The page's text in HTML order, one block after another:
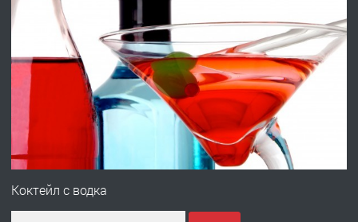
№4120 Магазин/Офис под наем в кв.
Любен Каравелов, Хасково-близо до
градската градина!
ПРЕДЛАГА
ПРОСТОРЕН ТРИСТАЕН
Коктейл с водка